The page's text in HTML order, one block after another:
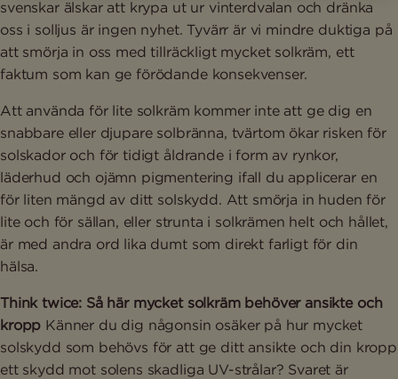
svenskar älskar att krypa ut ur vinterdvalan och dränka
oss i solljus är ingen nyhet. Tyvärr är vi mindre duktiga på
att smörja in oss med tillräckligt mycket solkräm, ett
faktum som kan ge förödande konsekvenser.
Att använda för lite solkräm kommer inte att ge dig en
snabbare eller djupare solbränna, tvärtom ökar risken för
solskador och för tidigt åldrande i form av rynkor,
läderhud och ojämn pigmentering ifall du applicerar en
för liten mängd av ditt solskydd. Att smörja in huden för
lite och för sällan, eller strunta i solkrämen helt och hållet,
är med andra ord lika dumt som direkt farligt för din
hälsa.
Think twice: Så här mycket solkräm behöver ansikte och
kropp Känner du dig någonsin osäker på hur mycket
solskydd som behövs för att ge ditt ansikte och din kropp
ett skydd mot solens skadliga UV-strålar? Svaret är